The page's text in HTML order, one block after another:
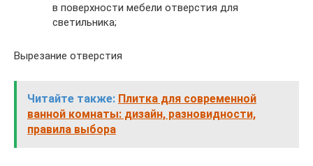
в поверхности мебели отверстия для
светильника;
Вырезание отверстия
Читайте также: Плитка для современной
ванной комнаты: дизайн, разновидности,
правила выбора